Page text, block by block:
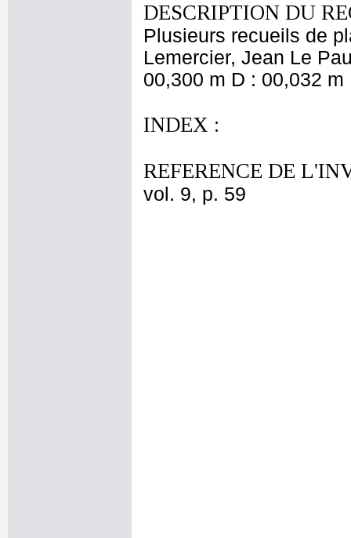
DESCRIPTION DU
Plusieurs recueils de
Lemercier, Jean Le
00,300 m D : 00,032
INDEX :
REFERENCE DE
vol. 9, p. 59